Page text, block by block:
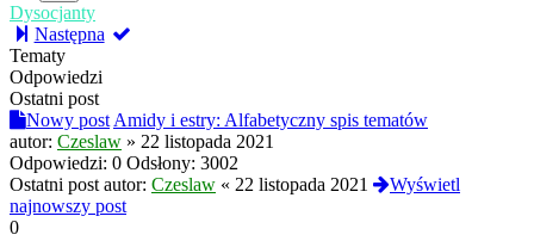
Dysocjanty
Następna
Tematy
Odpowiedzi
Ostatni post
Nowy post Amidy i estry: Alfabetyczny spis tematów
autor: Czeslaw » 22 listopada 2021
Odpowiedzi: 0 Odsłony: 3002
Ostatni post autor: Czeslaw « 22 listopada 2021
Wyświetl
najnowszy post
0